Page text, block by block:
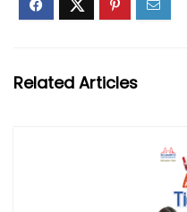
Related Articles